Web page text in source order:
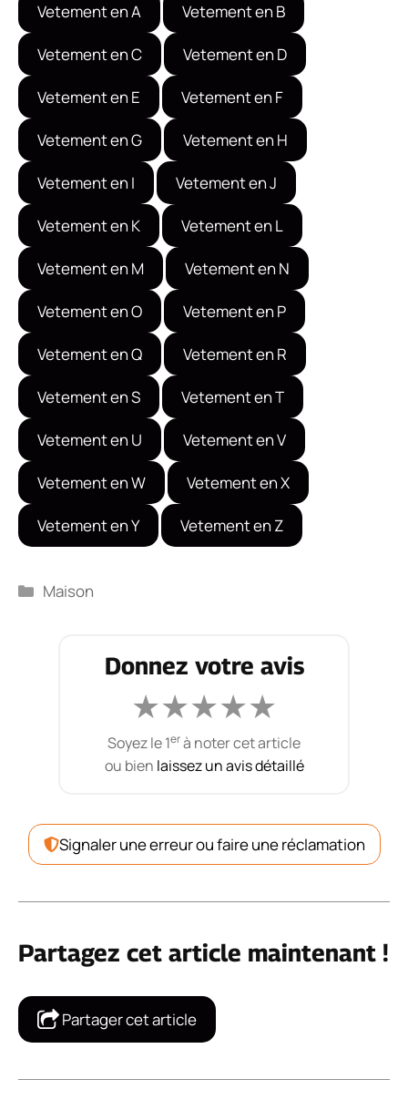
Vetement en A Vetement en B
Vetement en C Vetement en D
Vetement en E Vetement en F
Vetement en G Vetement en H
Vetement en I Vetement en J
Vetement en K Vetement en L
Vetement en M Vetement en N
Vetement en O Vetement en P
Vetement en Q Vetement en R
Vetement en S Vetement en T
Vetement en U Vetement en V
Vetement en W Vetement en X
Vetement en Y Vetement en Z
Catégories
Maison
Donnez votre avis
★★★★★
Soyez le 1erà noter cet article
ou bien laissez un avis détaillé
Signaler une erreur ou faire une réclamation
Partagez cet article maintenant !
Partager cet article